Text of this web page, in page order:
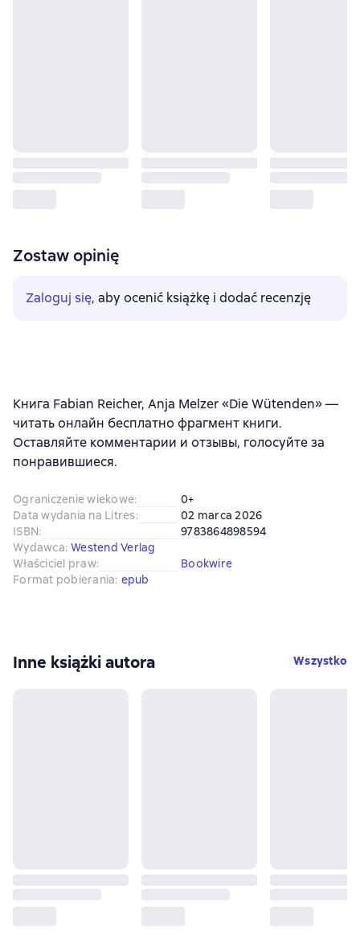
Zostaw opinię
Zaloguj się, aby ocenić książkę i dodać recenzję
Книга Fabian Reicher, Anja Melzer «Die Wütenden» —
читать онлайн бесплатно фрагмент книги.
Оставляйте комментарии и отзывы, голосуйте за
понравившиеся.
Ograniczenie wiekowe:
0+
Data wydania na Litres:
02 marca 2026
ISBN:
9783864898594
Wydawca: Westend Verlag
Właściciel praw:
Bookwire
Format pobierania: epub
Inne książki autora Wszystko